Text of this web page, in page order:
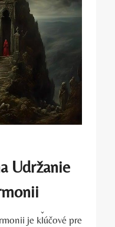
Udržanie
je kľúčové pre